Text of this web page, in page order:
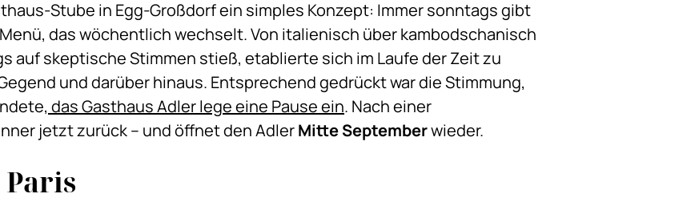
Stube in Egg-Großdorf ein simples Konzept: Immer sonntags gibt
das wöchentlich wechselt. Von italienisch über kambodschanisch
auf skeptische Stimmen stieß, etablierte sich im Laufe der Zeit zu
und darüber hinaus. Entsprechend gedrückt war die Stimmung,
das Gasthaus Adler lege eine Pause ein. Nach einer
jetzt zurück – und öffnet den AdlerMitte Septemberwieder.